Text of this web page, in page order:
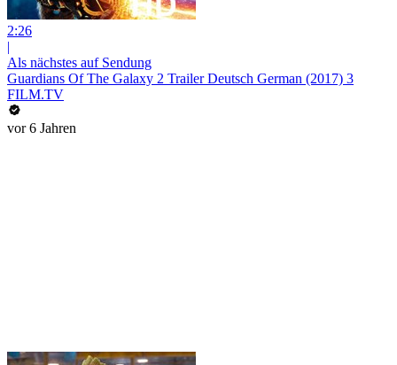
2:26
|
Als nächstes auf Sendung
Guardians Of The Galaxy 2 Trailer Deutsch German (2017) 3
FILM.TV
vor 6 Jahren